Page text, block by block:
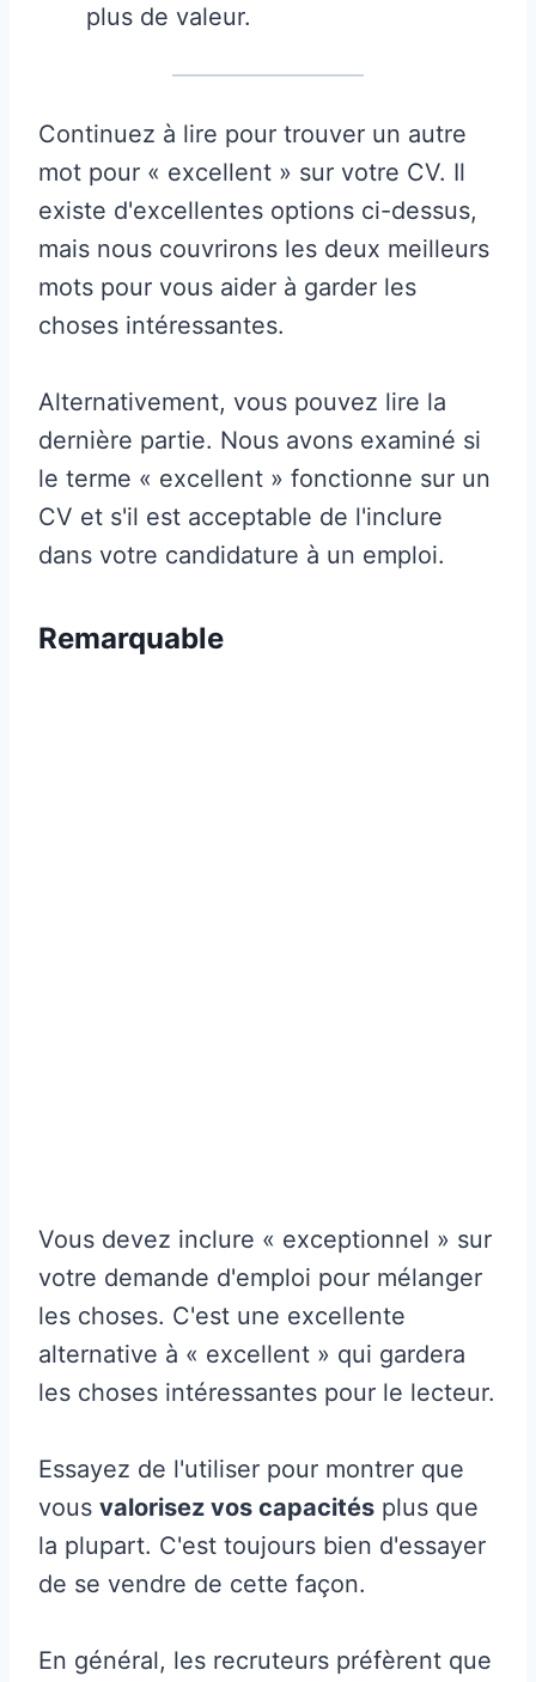
plus de valeur.
Continuez à lire pour trouver un autre
mot pour « excellent » sur votre CV. Il
existe d'excellentes options ci-dessus,
mais nous couvrirons les deux meilleurs
mots pour vous aider à garder les
choses intéressantes.
Alternativement, vous pouvez lire la
dernière partie. Nous avons examiné si
le terme « excellent » fonctionne sur un
CV et s'il est acceptable de l'inclure
dans votre candidature à un emploi.
Remarquable
Vous devez inclure « exceptionnel » sur
votre demande d'emploi pour mélanger
les choses. C'est une excellente
alternative à « excellent » qui gardera
les choses intéressantes pour le lecteur.
Essayez de l'utiliser pour montrer que
vous valorisez vos capacités plus que
la plupart. C'est toujours bien d'essayer
de se vendre de cette façon.
En général, les recruteurs préfèrent que